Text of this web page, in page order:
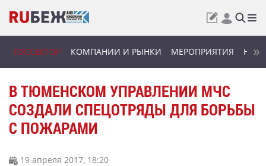
ГОССЕКТОР КОМПАНИИ И РЫНКИ МЕРОПРИЯТИЯ
В ТЮМЕНСКОМ УПРАВЛЕНИИ МЧС
СОЗДАЛИ СПЕЦОТРЯДЫ ДЛЯ БОРЬБЫ
С ПОЖАРАМИ
19 апреля 2017, 18:20